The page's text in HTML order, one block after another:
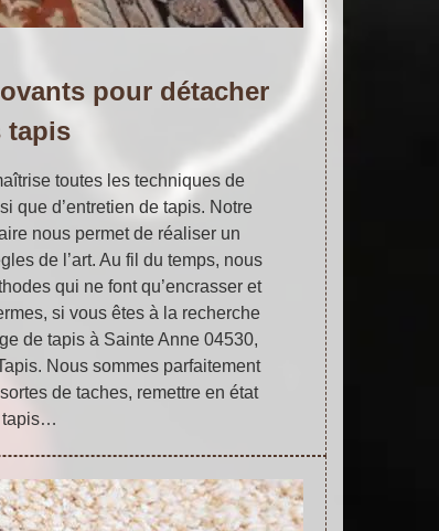
pour détacher
tapis
toutes les techniques de
que d’entretien de tapis. Notre
nous permet de réaliser un
de l’art. Au fil du temps, nous
qui ne font qu’encrasser et
si vous êtes à la recherche
de tapis à Sainte Anne 04530,
Nous sommes parfaitement
de taches, remettre en état
tapis…